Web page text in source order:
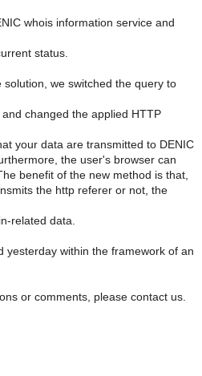
whois information service and
status.
we switched the query to
changed the applied HTTP
your data are transmitted to DENIC
the user's browser can
benefit of the new method is that,
the http referer or not, the
related data.
yesterday within the framework of an
or comments, please contact us.